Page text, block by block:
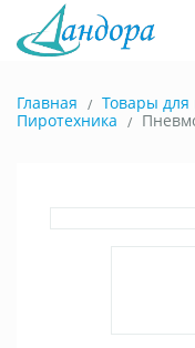
Главная
Товары
Пиротехника